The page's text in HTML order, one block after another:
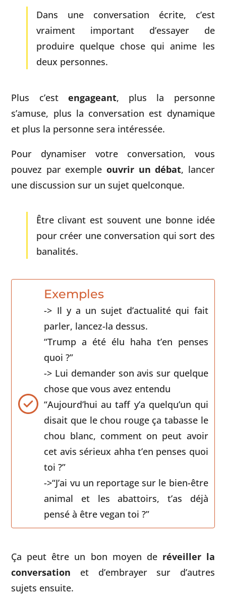
Dans une conversation écrite, c’est
vraiment important d’essayer de
produire quelque chose qui anime les
deux personnes.
Plus c’est engageant, plus la personne
s’amuse, plus la conversation est dynamique
et plus la personne sera intéressée.
Pour dynamiser votre conversation, vous
pouvez par exemple ouvrir un débat, lancer
une discussion sur un sujet quelconque.
Être clivant est souvent une bonne idée
pour créer une conversation qui sort des
banalités.
Exemples
-> Il y a un sujet d’actualité qui fait
parler, lancez-la dessus.
“Trump a été élu haha t’en penses
quoi ?”
-> Lui demander son avis sur quelque
chose que vous avez entendu
“Aujourd’hui au taff y’a quelqu’un qui
disait que le chou rouge ça tabasse le
chou blanc, comment on peut avoir
cet avis sérieux ahha t’en penses quoi
toi ?”
->“J’ai vu un reportage sur le bien-être
animal et les abattoirs, t’as déjà
pensé à être vegan toi ?”
Ça peut être un bon moyen de réveiller la
conversation et d’embrayer sur d’autres
sujets ensuite.